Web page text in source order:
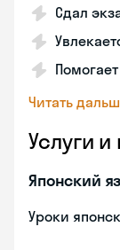
Сдал
Читать
Услуги
Японский
Уроки